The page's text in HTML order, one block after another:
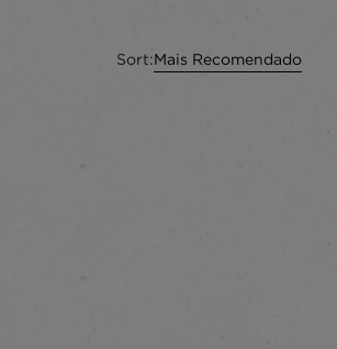
Sort:Mais Recomendado